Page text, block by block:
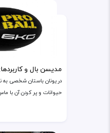
مدیسن بال و
در یونان باستان شخصی به
حیوانات و پر کردن آن با